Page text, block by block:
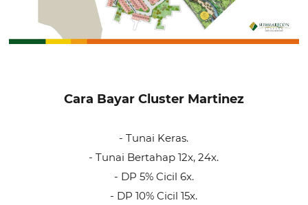
Cara Bayar Cluster Martinez
- Tunai Keras.
- Tunai Bertahap 12x, 24x.
- DP 5% Cicil 6x.
- DP 10% Cicil 15x.